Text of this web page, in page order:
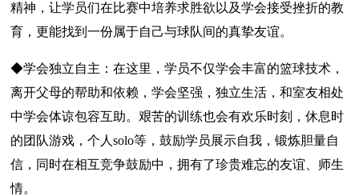
精神，让学员们在比赛中培养求胜欲以及学会接受挫折的教
育，更能找到一份属于自己与球队间的真挚友谊。
◆学会独立自主：在这里，学员不仅学会丰富的篮球技术，
离开父母的帮助和依赖，学会坚强，独立生活，和室友相处
中学会体谅包容互助。艰苦的训练也会有欢乐时刻，休息时
的团队游戏，个人solo等，鼓励学员展示自我，锻炼胆量自
信，同时在相互竞争鼓励中，拥有了珍贵难忘的友谊、师生
情。